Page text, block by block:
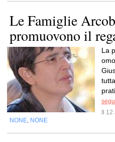
Le Famiglie
promuovono il
La
Il
NONE NONE